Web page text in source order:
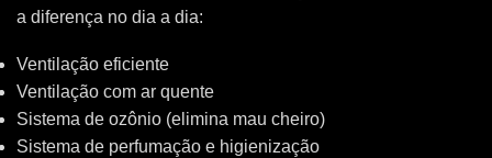
a diferença no dia a dia:
Ventilação eficiente
Ventilação com ar quente
Sistema de ozônio (elimina mau cheiro)
Sistema de perfumação e higienização